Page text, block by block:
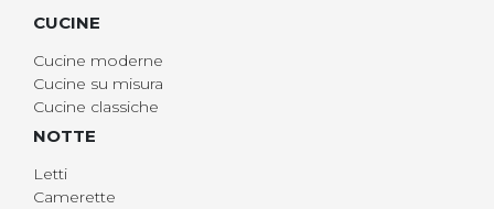
CUCINE
Cucine moderne
Cucine su misura
Cucine classiche
NOTTE
Letti
Camerette